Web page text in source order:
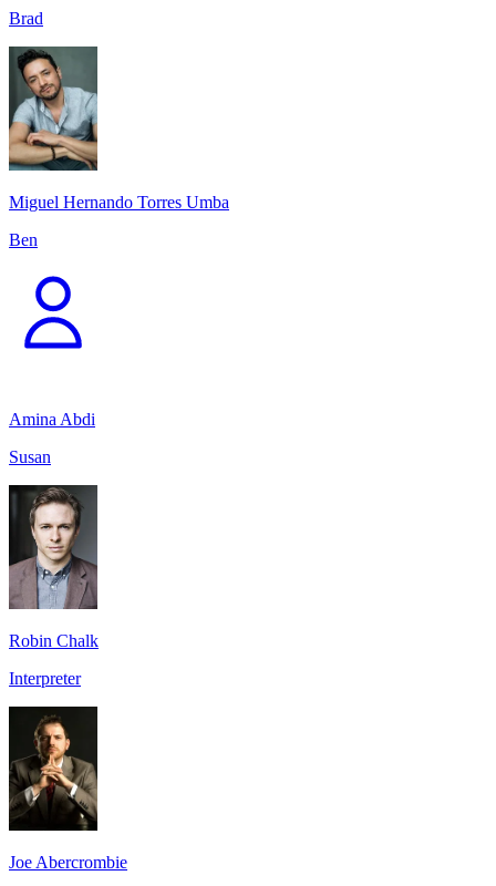
Brad
Miguel Hernando Torres Umba
Ben
Amina Abdi
Susan
Robin Chalk
Interpreter
Joe Abercrombie